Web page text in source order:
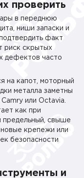
проверить
в переднюю
ниши запаски и
факт
риск скрытых
дефектов часто
на капот, моторный
металла заметны
или Octavia.
как при
предельный, свыше
крепежи или
безопасности
и